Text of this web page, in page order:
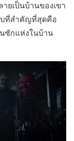
ยเป็นบ้านของเขา
บที่สำคัญที่สุดคือ
ซักแห่งในบ้าน